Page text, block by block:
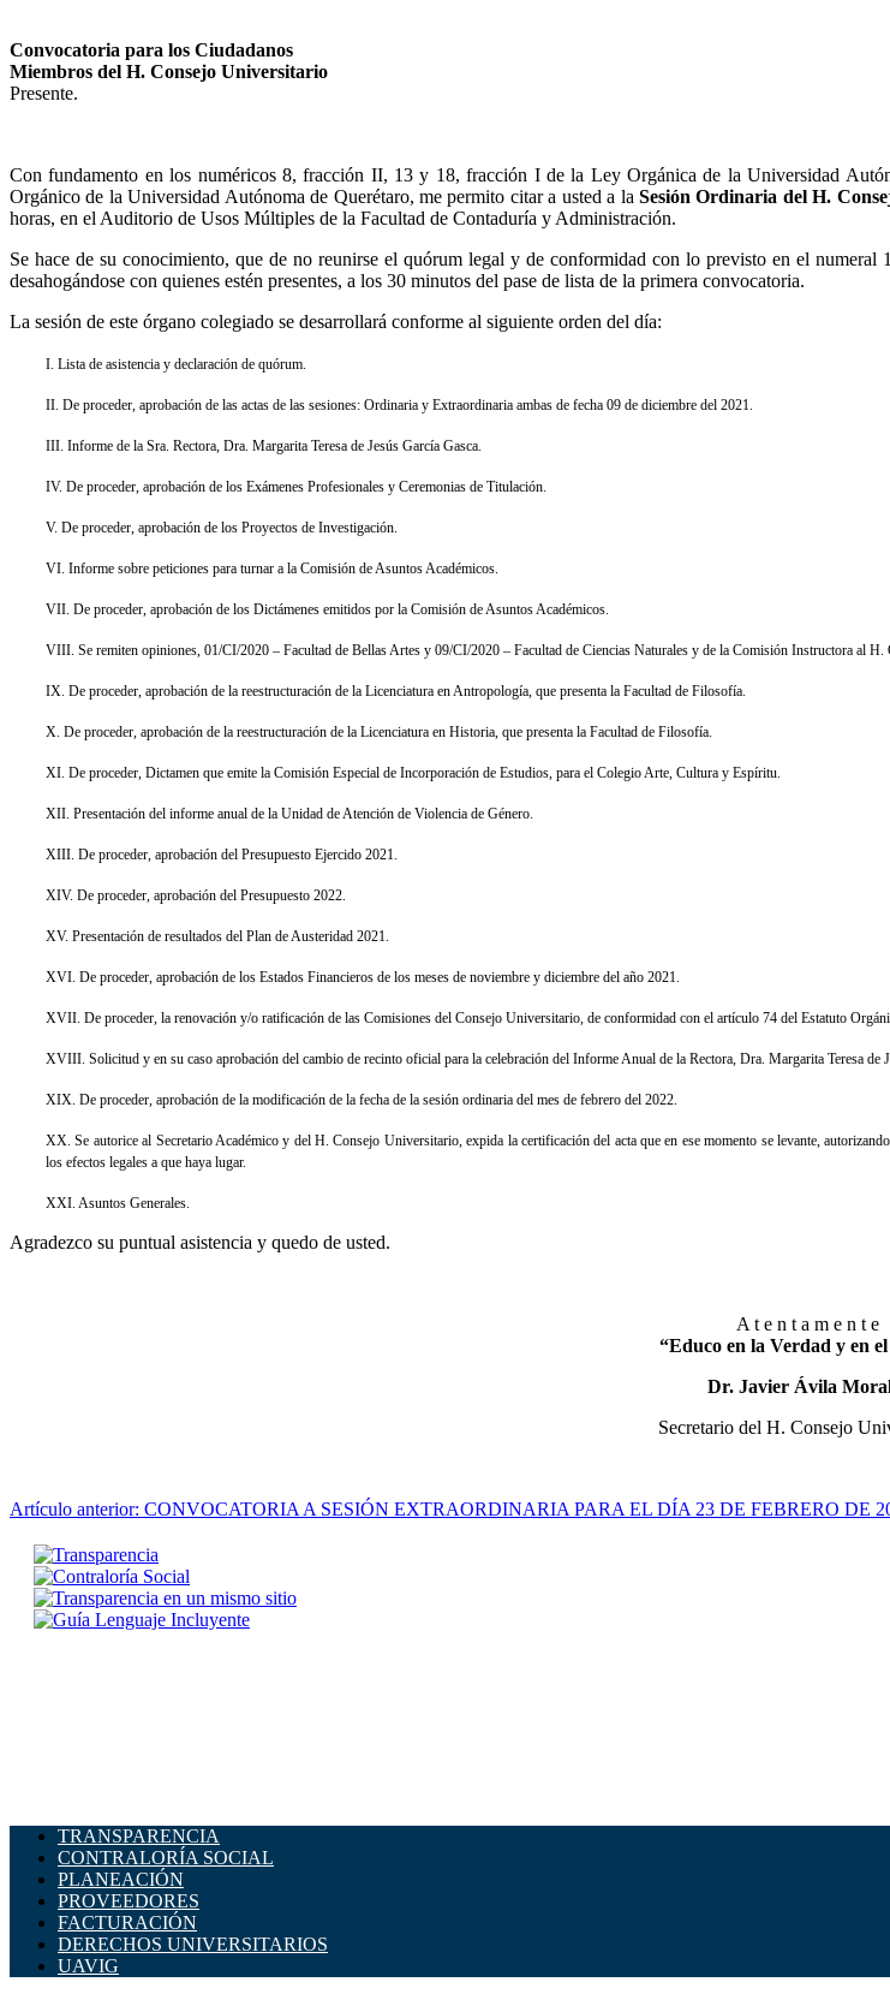
Convocatoria para los Ciudadanos
Miembros del H. Consejo Universitario
Presente.
Con fundamento en los numéricos 8, fracción II, 13 y 18, fracción I de la Ley Orgánica de la Universidad
Orgánico de la Universidad Autónoma de Querétaro, me permito citar a usted a la Sesión Ordinaria del H.
horas, en el Auditorio de Usos Múltiples de la Facultad de Contaduría y Administración.
Se hace de su conocimiento, que de no reunirse el quórum legal y de conformidad con lo previsto en el
desahogándose con quienes estén presentes, a los 30 minutos del pase de lista de la primera convocatoria.
La sesión de este órgano colegiado se desarrollará conforme al siguiente orden del día:
I. Lista de asistencia y declaración de quórum.
II. De proceder, aprobación de las actas de las sesiones: Ordinaria y Extraordinaria ambas de fecha 09 de diciembre del 2021.
III. Informe de la Sra. Rectora, Dra. Margarita Teresa de Jesús García Gasca.
IV. De proceder, aprobación de los Exámenes Profesionales y Ceremonias de Titulación.
V. De proceder, aprobación de los Proyectos de Investigación.
VI. Informe sobre peticiones para turnar a la Comisión de Asuntos Académicos.
VII. De proceder, aprobación de los Dictámenes emitidos por la Comisión de Asuntos Académicos.
VIII. Se remiten opiniones, 01/CI/2020 – Facultad de Bellas Artes y 09/CI/2020 – Facultad de Ciencias Naturales y de la Comisión Instructora al
IX. De proceder, aprobación de la reestructuración de la Licenciatura en Antropología, que presenta la Facultad de Filosofía.
X. De proceder, aprobación de la reestructuración de la Licenciatura en Historia, que presenta la Facultad de Filosofía.
XI. De proceder, Dictamen que emite la Comisión Especial de Incorporación de Estudios, para el Colegio Arte, Cultura y Espíritu.
XII. Presentación del informe anual de la Unidad de Atención de Violencia de Género.
XIII. De proceder, aprobación del Presupuesto Ejercido 2021.
XIV. De proceder, aprobación del Presupuesto 2022.
XV. Presentación de resultados del Plan de Austeridad 2021.
XVI. De proceder, aprobación de los Estados Financieros de los meses de noviembre y diciembre del año 2021.
XVII. De proceder, la renovación y/o ratificación de las Comisiones del Consejo Universitario, de conformidad con el artículo 74 del Estatuto
XVIII. Solicitud y en su caso aprobación del cambio de recinto oficial para la celebración del Informe Anual de la Rectora, Dra. Margarita Teresa de
XIX. De proceder, aprobación de la modificación de la fecha de la sesión ordinaria del mes de febrero del 2022.
XX. Se autorice al Secretario Académico y del H. Consejo Universitario, expida la certificación del acta que en ese momento se levante,
los efectos legales a que haya lugar.
XXI. Asuntos Generales.
Agradezco su puntual asistencia y quedo de usted.
A t e n t a m e n t e
“Educo en la Verdad y en
Dr. Javier Ávila
Secretario del H. Consejo
Artículo anterior: CONVOCATORIA A SESIÓN EXTRAORDINARIA PARA EL DÍA 23 DE FEBRERO DE
TRANSPARENCIA
CONTRALORÍA SOCIAL
PLANEACIÓN
PROVEEDORES
FACTURACIÓN
DERECHOS UNIVERSITARIOS
UAVIG